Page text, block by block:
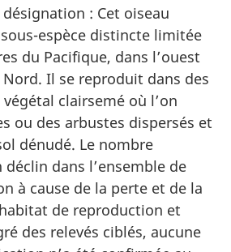
: Cet oiseau
espèce distincte limitée
du Pacifique, dans l’ouest
Il se reproduit dans des
clairsemé où l’on
ou des arbustes dispersés et
dénudé. Le nombre
déclin dans l’ensemble de
à cause de la perte et de la
de reproduction et
des relevés ciblés, aucune